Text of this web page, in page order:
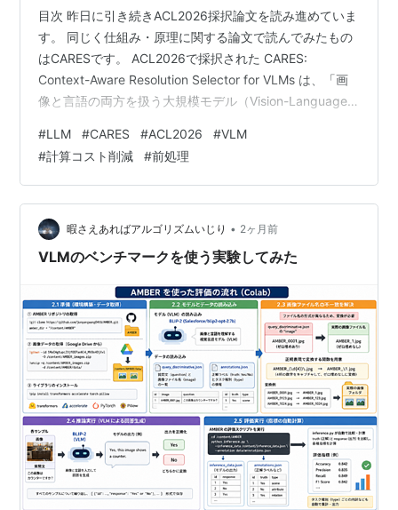
目次 昨日に引き続きACL2026採択論文を読み進めていま
す。 同じく仕組み・原理に関する論文で読んでみたもの
はCARESです。 ACL2026で採択された CARES:
Context-Aware Resolution Selector for VLMs は、「画
像と言語の両方を扱う大規模モデル（Vision-Language
するための軽量な前処理モジュール」 を提案した論文で
す。 🎵 BGMを再生する 概要 ざっとまとめていくとこん
な感じでしょうか。Vision-Language Models(以下VLM
とします)に関する課題…
#LLM #CARES #ACL2026 #VLM
#計算コスト削減 #前処理
暇さえあればアルゴリズムいじり • 2ヶ月前
VLMのベンチマークを使う実験してみた